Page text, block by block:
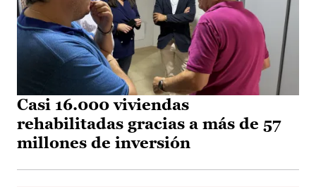
Casi 16.000 viviendas
rehabilitadas gracias a más de 57
millones de inversión